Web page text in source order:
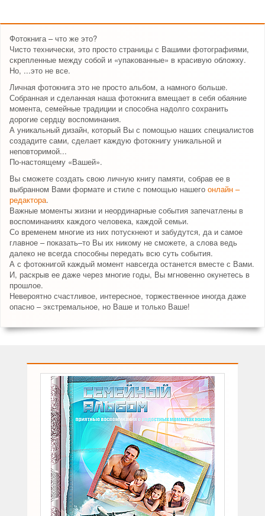
Фотокнига – что же это?
Чисто технически, это просто страницы с Вашими фотографиями,
скрепленные между собой и «упакованные» в красивую обложку.
Но, ...это не все.
Личная фотокнига это не просто альбом, а намного больше.
Собранная и сделанная наша фотокнига вмещает в себя обаяние
момента, семейные традиции и способна надолго сохранить
дорогие сердцу воспоминания.
А уникальный дизайн, который Вы с помощью наших специалистов
создадите сами, сделает каждую фотокнигу уникальной и
неповторимой...
По-настоящему «Вашей».
Вы сможете создать свою личную книгу памяти, собрав ее в
выбранном Вами формате и стиле с помощью нашего онлайн –
редактора.
Важные моменты жизни и неординарные события запечатлены в
воспоминаниях каждого человека, каждой семьи.
Со временем многие из них потускнеют и забудутся, да и самое
главное – показать–то Вы их никому не сможете, а слова ведь
далеко не всегда способны передать всю суть события.
А с фотокнигой каждый момент навсегда останется вместе с Вами.
И, раскрыв ее даже через многие годы, Вы мгновенно окунетесь в
прошлое.
Невероятно счастливое, интересное, торжественное иногда даже
опасно – экстремальное, но Ваше и только Ваше!